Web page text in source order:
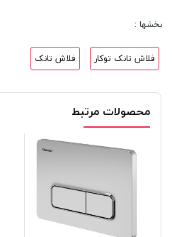
بخشها :
فلاش تانک توکار فلاش تانک
محصولات مرتبط